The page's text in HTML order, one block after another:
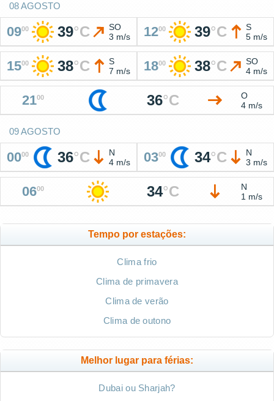
08 AGOSTO
0900 39°C
SO
3 m/s
1200 39°C
S
5 m/s
1500 38°C
S
7 m/s
1800 38°C
SO
4 m/s
2100 36°C
O
4 m/s
09 AGOSTO
0000 36°C
N
4 m/s
0300 34°C
N
3 m/s
0600 34°C
N
1 m/s
Tempo por estações:
Clima frio
Clima de primavera
Clima de verão
Clima de outono
Melhor lugar para férias:
Dubai ou Sharjah?